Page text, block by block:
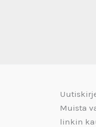
Muista
linkin